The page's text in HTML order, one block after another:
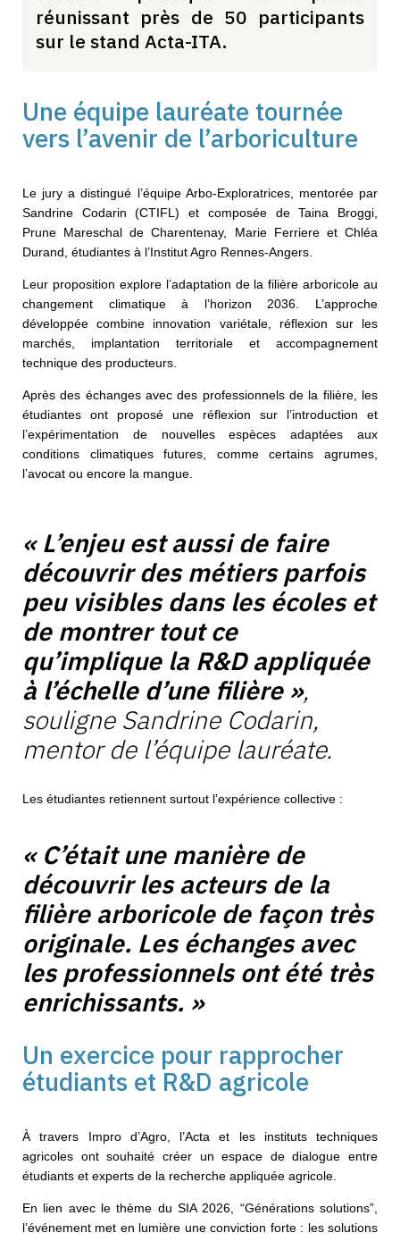
réunissant près de 50 participants
sur le stand Acta-ITA.
Une équipe lauréate tournée
vers l’avenir de l’arboriculture
Le jury a distingué l’équipe Arbo-Exploratrices, mentorée par
Sandrine Codarin (CTIFL) et composée de Taina Broggi,
Prune Mareschal de Charentenay, Marie Ferriere et Chléa
Durand, étudiantes à l’Institut Agro Rennes-Angers.
Leur proposition explore l’adaptation de la filière arboricole au
changement climatique à l’horizon 2036. L’approche
développée combine innovation variétale, réflexion sur les
marchés, implantation territoriale et accompagnement
technique des producteurs.
Après des échanges avec des professionnels de la filière, les
étudiantes ont proposé une réflexion sur l’introduction et
l’expérimentation de nouvelles espèces adaptées aux
conditions climatiques futures, comme certains agrumes,
l’avocat ou encore la mangue.
« L’enjeu est aussi de faire
découvrir des métiers parfois
peu visibles dans les écoles et
de montrer tout ce
qu’implique la R&D appliquée
à l’échelle d’une filière »,
souligne Sandrine Codarin,
mentor de l’équipe lauréate.
Les étudiantes retiennent surtout l’expérience collective :
« C’était une manière de
découvrir les acteurs de la
filière arboricole de façon très
originale. Les échanges avec
les professionnels ont été très
enrichissants. »
Un exercice pour rapprocher
étudiants et R&D agricole
À travers Impro d’Agro, l’Acta et les instituts techniques
agricoles ont souhaité créer un espace de dialogue entre
étudiants et experts de la recherche appliquée agricole.
En lien avec le thème du SIA 2026, “Générations solutions”,
l’événement met en lumière une conviction forte : les solutions